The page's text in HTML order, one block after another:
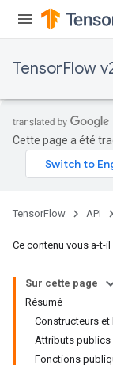
TensorFlow
Cette page a été
TensorFlow API
Ce contenu vous a-t-il
Sur cette page
Résumé
Constructeurs et
Attributs publics
Fonctions